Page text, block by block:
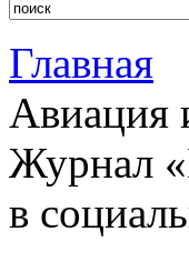
Главная
Авиация
Журнал
в